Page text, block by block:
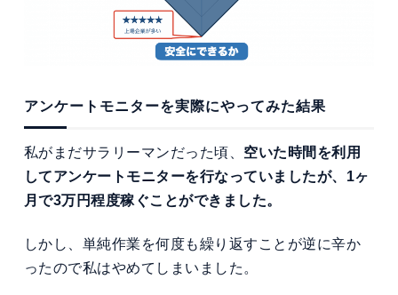
アンケートモニターを実際にやってみた結果
私がまだサラリーマンだった頃、 空いた時間を利用
してアンケートモニターを行なっていましたが、1ヶ
月で3万円程度稼ぐことができました。
しかし、単純作業を何度も繰り返すことが逆に辛か
ったので私はやめてしまいました。